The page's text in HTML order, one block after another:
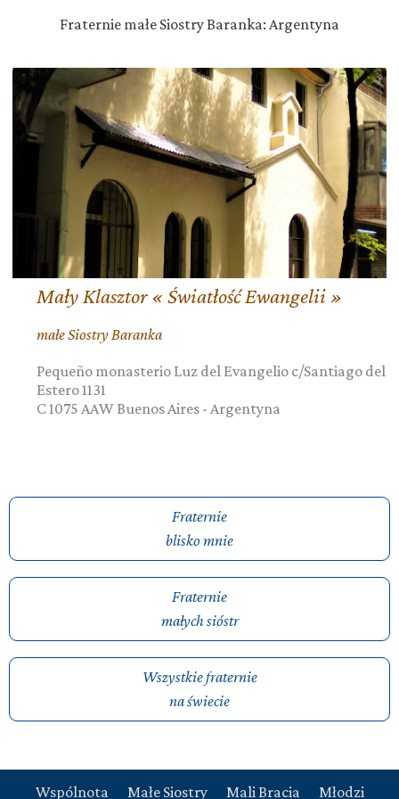
Fraternie małe Siostry Baranka: Argentyna
Mały Klasztor « Światłość Ewangelii »
małe Siostry Baranka
Pequeño monasterio Luz del Evangelio c/Santiago del
Estero 1131
C 1075 AAW Buenos Aires - Argentyna
Fraternie
blisko mnie
Fraternie
małych sióstr
Wszystkie fraternie
na świecie
Wspólnota Małe Siostry Mali Bracia Młodzi